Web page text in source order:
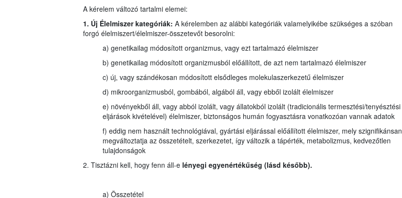
A kérelem változó tartalmi elemei:
1. Új Élelmiszer kategóriák: A kérelemben az alábbi kategóriák valamelyikébe szükséges a szóban
forgó élelmiszert/élelmiszer-összetevőt besorolni:
a) genetikailag módosított organizmus, vagy ezt tartalmazó élelmiszer
b) genetikailag módosított organizmusból előállított, de azt nem tartalmazó élelmiszer
c) új, vagy szándékosan módosított elsődleges molekulaszerkezetű élelmiszer
d) mikroorganizmusból, gombából, algából áll, vagy ebből izolált élelmiszer
e) növényekből áll, vagy abból izolált, vagy állatokból izolált (tradicionális termesztési/tenyésztési
eljárások kivételével) élelmiszer, biztonságos humán fogyasztásra vonatkozóan vannak adatok
f) eddig nem használt technológiával, gyártási eljárással előállított élelmiszer, mely szignifikánsan
megváltoztatja az összetételt, szerkezetet, így változik a tápérték, metabolizmus, kedvezőtlen
tulajdonságok
2. Tisztázni kell, hogy fenn áll-elényegi egyenértékűség (lásd később).
a) Összetétel